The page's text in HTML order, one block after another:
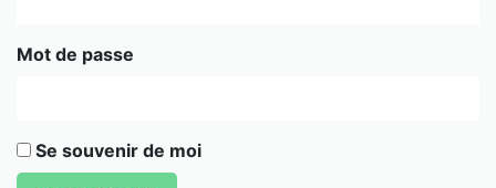
Mot de passe
Se souvenir de moi